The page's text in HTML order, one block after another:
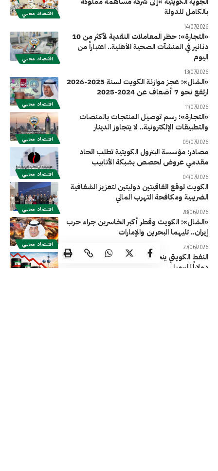
اقتصاد محلي
‬بالكامل‭ ‬للدولة
14/07/2026
اقتصاد محلي
«التجارة»: حظر المعاملات النقدية لأكثر من 10
دنانير في المنشآت الصحية الأهلية.. اعتباراً من
اليوم
13/07/2026
اقتصاد محلي
«الشال»: عجز موازنة الكويت لسنة 2025-2026
ارتفع نحو 7 أضعاف عن 2024-2025
11/07/2026
اقتصاد محلي
«التجارة»: رسم توصيل المنتجات بالمنصات
والتطبيقات الإلكترونية.. لا يتجاوز الدينار
09/07/2026
اقتصاد محلي
مصادر: مؤسسة البترول الكويتية تطلب اتحاد
مقدمي عروض لحصص بشبكة الأنابيب
04/07/2026
اقتصاد محلي
الكويت توقع اتفاقيتين دوليتين لتعزيز الشفافية
الضريبية ومكافحة التهرب المالي
28/06/2026
اقتصاد محلي
«الشال»: الكويت وقطر أكبر الخاسرين جراء حرب
إيران.. تليهما البحرين والإمارات
27/06/2026
النفط الكويتي ينخفض 2.63 دولار ليبلغ 76.81
دولاراً للبرميل